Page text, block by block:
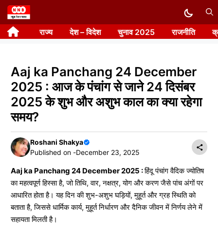
Skip
to
content राज्य देश – विदेश चुनाव 2025 राजनीति
Aaj ka Panchang 24 December
2025 : आज के पंचांग से जाने 24 दिसंबर
2025 के शुभ और अशुभ काल का क्या रहेगा
समय?
Roshani Shakya
Published on -December 23, 2025
Aaj ka Panchang 24 December 2025 :हिंदू पंचांग वैदिक ज्योतिष
का महत्वपूर्ण हिस्सा है, जो तिथि, वार, नक्षत्र, योग और करण जैसे पांच अंगों पर
आधारित होता है। यह दिन की शुभ-अशुभ घड़ियों, मुहूर्त और ग्रह स्थिति को
बताता है, जिससे धार्मिक कार्य, मुहूर्त निर्धारण और दैनिक जीवन में निर्णय लेने में
सहायता मिलती है।